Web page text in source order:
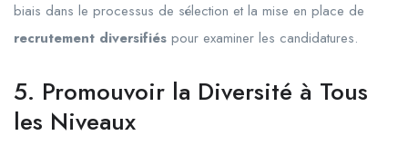
biais dans le processus de sélection et la mise en place de
recrutement diversifiés pour examiner les candidatures.
5. Promouvoir la Diversité à Tous
les Niveaux